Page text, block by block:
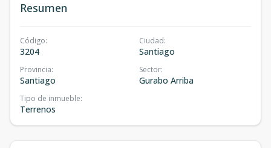
Resumen
Código:
3204
Ciudad:
Santiago
Provincia:
Santiago
Sector:
Gurabo Arriba
Tipo de inmueble:
Terrenos